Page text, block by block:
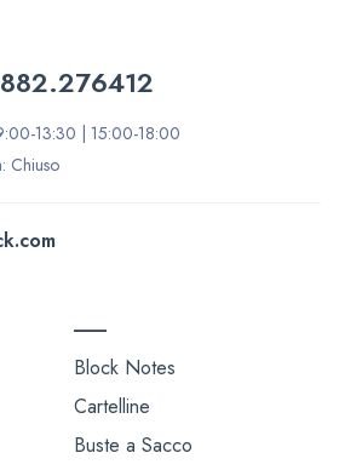
13:30 | 15:00-18:00
Chiuso
Block Notes
Cartelline
Buste a Sacco